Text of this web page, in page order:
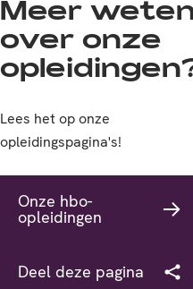
Meer
over onze
Lees het op onze
opleidingspagina's!
Onze hbo-
opleidingen
Deel deze pagina